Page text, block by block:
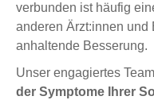
verbunden ist häufig
anderen Ärzt:innen
anhaltende Besserung.
Unser engagiertes
der Symptome Ihrer